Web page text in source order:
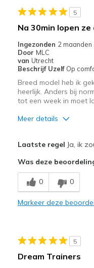
View On Shoes
5
Na 30min lopen
Ingezonden 2 maanden
Door MLC
van Utrecht
Beschrijf Uzelf Op
Breed model heb ik
heerlijk. Anders bij
tot een week in moet
Meer details
Goede demping
Stijlvol
Om te werken
Laatste regel Ja, ik
Was deze
0 0
Markeer deze
5
Dream Trainers